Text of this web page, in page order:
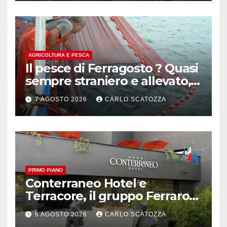
AGRICOLTURA E PESCA
Il pesce di Ferragosto ? Quasi
sempre straniero e allevato,
in sofferenza
7 AGOSTO 2026 CARLO SCATOZZA
PRIMO PIANO
Conterraneo Hotel e
Terracore, il gruppo Ferraro
amplia l’ ospitalità e il gusto
alle porte di Caserta
6 AGOSTO 2026 CARLO SCATOZZA